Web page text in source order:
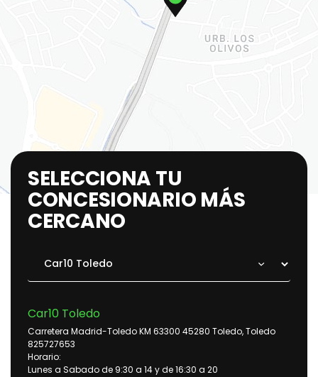
SELECCIONA TU
CONCESIONARIO MÁS
CERCANO
Car10 Toledo
Carretera Madrid-Toledo KM 63300 45280 Toledo, Toledo
825727653
Horario:
Lunes a Sabado de 9:30 a 14 y de 16:30 a 20